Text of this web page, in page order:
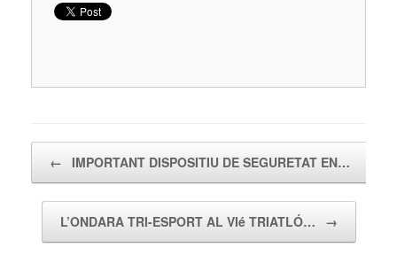
← IMPORTANT DISPOSITIU DE SEGURETAT EN…
L’ONDARA TRI-ESPORT AL VIé TRIATLÓ… →